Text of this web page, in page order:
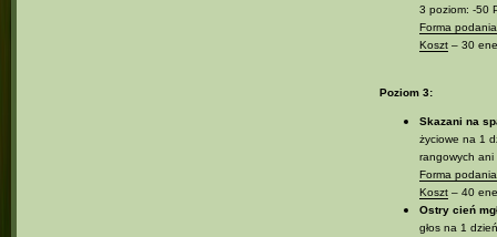
3 poziom: -50
Forma
Koszt– 30
Poziom 3:
Skazani na
życiowe na 1
rangowych ani
Forma
Koszt– 40
Ostry cień
głos na 1